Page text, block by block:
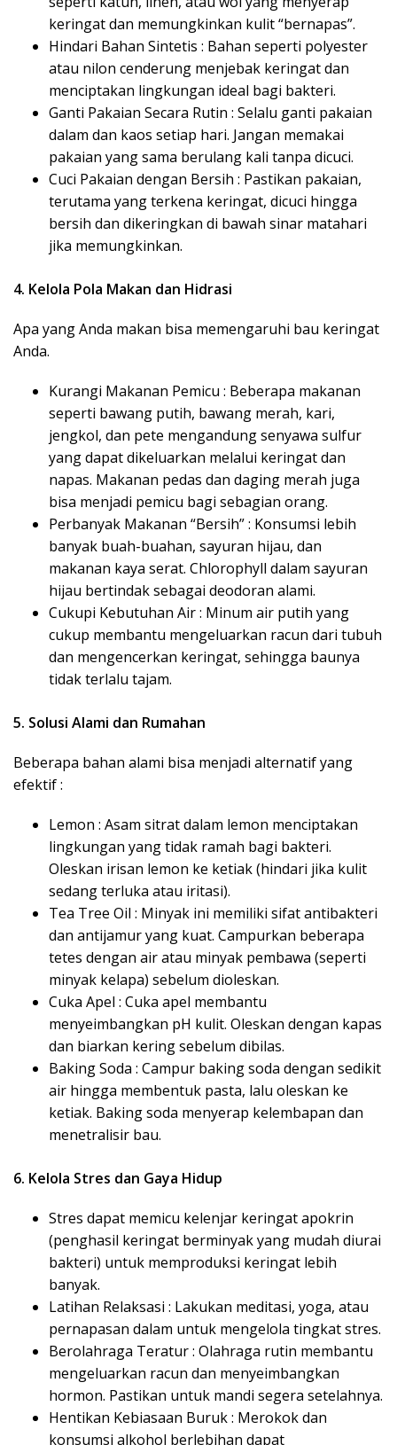
keringat dan memungkinkan kulit “bernapas”.
Hindari Bahan Sintetis : Bahan seperti polyester
atau nilon cenderung menjebak keringat dan
menciptakan lingkungan ideal bagi bakteri.
Ganti Pakaian Secara Rutin : Selalu ganti pakaian
dalam dan kaos setiap hari. Jangan memakai
pakaian yang sama berulang kali tanpa dicuci.
Cuci Pakaian dengan Bersih : Pastikan pakaian,
terutama yang terkena keringat, dicuci hingga
bersih dan dikeringkan di bawah sinar matahari
jika memungkinkan.
4. Kelola Pola Makan dan Hidrasi
Apa yang Anda makan bisa memengaruhi bau keringat
Anda.
Kurangi Makanan Pemicu : Beberapa makanan
seperti bawang putih, bawang merah, kari,
jengkol, dan pete mengandung senyawa sulfur
yang dapat dikeluarkan melalui keringat dan
napas. Makanan pedas dan daging merah juga
bisa menjadi pemicu bagi sebagian orang.
Perbanyak Makanan “Bersih” : Konsumsi lebih
banyak buah-buahan, sayuran hijau, dan
makanan kaya serat. Chlorophyll dalam sayuran
hijau bertindak sebagai deodoran alami.
Cukupi Kebutuhan Air : Minum air putih yang
cukup membantu mengeluarkan racun dari tubuh
dan mengencerkan keringat, sehingga baunya
tidak terlalu tajam.
5. Solusi Alami dan Rumahan
Beberapa bahan alami bisa menjadi alternatif yang
efektif :
Lemon : Asam sitrat dalam lemon menciptakan
lingkungan yang tidak ramah bagi bakteri.
Oleskan irisan lemon ke ketiak (hindari jika kulit
sedang terluka atau iritasi).
Tea Tree Oil : Minyak ini memiliki sifat antibakteri
dan antijamur yang kuat. Campurkan beberapa
tetes dengan air atau minyak pembawa (seperti
minyak kelapa) sebelum dioleskan.
Cuka Apel : Cuka apel membantu
menyeimbangkan pH kulit. Oleskan dengan kapas
dan biarkan kering sebelum dibilas.
Baking Soda : Campur baking soda dengan sedikit
air hingga membentuk pasta, lalu oleskan ke
ketiak. Baking soda menyerap kelembapan dan
menetralisir bau.
6. Kelola Stres dan Gaya Hidup
Stres dapat memicu kelenjar keringat apokrin
(penghasil keringat berminyak yang mudah diurai
bakteri) untuk memproduksi keringat lebih
banyak.
Latihan Relaksasi : Lakukan meditasi, yoga, atau
pernapasan dalam untuk mengelola tingkat stres.
Berolahraga Teratur : Olahraga rutin membantu
mengeluarkan racun dan menyeimbangkan
hormon. Pastikan untuk mandi segera setelahnya.
Hentikan Kebiasaan Buruk : Merokok dan
konsumsi alkohol berlebihan dapat